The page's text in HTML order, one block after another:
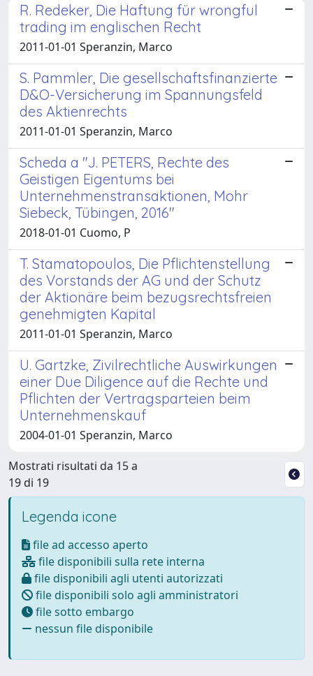
R. Redeker, Die Haftung für wrongful
trading im englischen Recht
2011-01-01 Speranzin, Marco
S. Pammler, Die gesellschaftsfinanzierte
D&O-Versicherung im Spannungsfeld
des Aktienrechts
2011-01-01 Speranzin, Marco
Scheda a "J. PETERS, Rechte des
Geistigen Eigentums bei
Unternehmenstransaktionen, Mohr
Siebeck, Tübingen, 2016"
2018-01-01 Cuomo, P
T. Stamatopoulos, Die Pflichtenstellung
des Vorstands der AG und der Schutz
der Aktionäre beim bezugsrechtsfreien
genehmigten Kapital
2011-01-01 Speranzin, Marco
U. Gartzke, Zivilrechtliche Auswirkungen
einer Due Diligence auf die Rechte und
Pflichten der Vertragsparteien beim
Unternehmenskauf
2004-01-01 Speranzin, Marco
Mostrati risultati da 15 a
19 di 19
Legenda icone
file ad accesso aperto
file disponibili sulla rete interna
file disponibili agli utenti autorizzati
file disponibili solo agli amministratori
file sotto embargo
nessun file disponibile